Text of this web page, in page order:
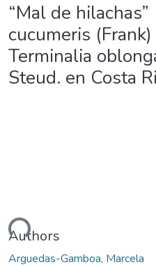
“Mal de
cucumeris
Terminalia
Steud. en Costa
Authors
Arguedas-Gamboa, Marcela